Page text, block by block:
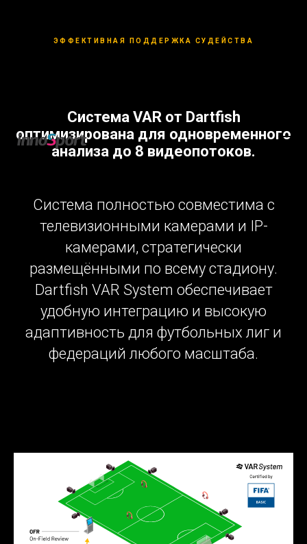
ЭФФЕКТИВНАЯ ПОДДЕРЖКА СУДЕЙСТВА
Система VAR от Dartfish
оптимизирована для одновременного
анализа до 8 видеопотоков.
Система полностью совместима с
телевизионными камерами и IP-
камерами, стратегически
размещёнными по всему стадиону.
Dartfish VAR System обеспечивает
удобную интеграцию и высокую
адаптивность для футбольных лиг и
федераций любого масштаба.